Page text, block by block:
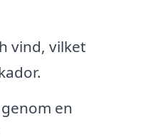
vind, vilket
en